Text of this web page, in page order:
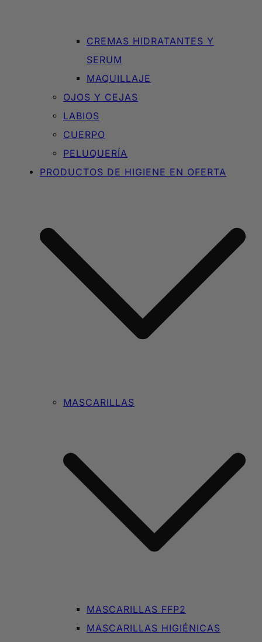
CREMAS HIDRATANTES Y
SERUM
MAQUILLAJE
OJOS Y CEJAS
LABIOS
CUERPO
PELUQUERÍA
PRODUCTOS DE HIGIENE EN OFERTA
MASCARILLAS
MASCARILLAS FFP2
MASCARILLAS HIGIÉNICAS